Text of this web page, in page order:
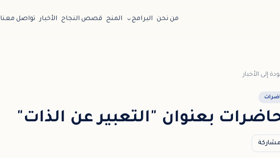
من نحن البرامج المنح قصص النجاح الأخبار تواصل معنا
إلى الأخبار
بعنوان "التعبير عن الذات"
مشاركة